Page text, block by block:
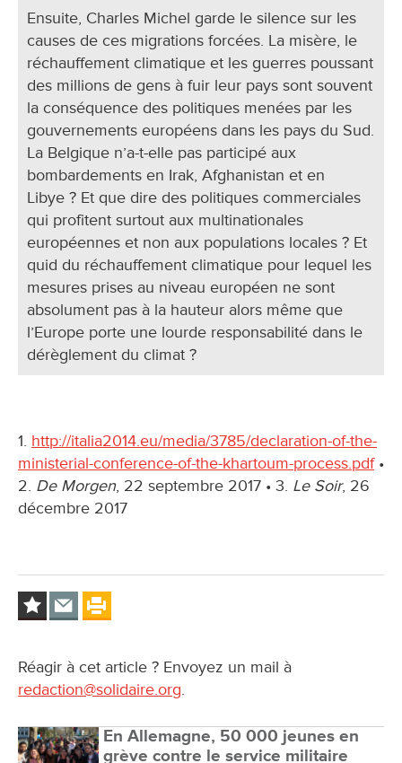
Ensuite, Charles Michel garde le silence sur les
causes de ces migrations forcées. La misère, le
réchauffement climatique et les guerres poussant
des millions de gens à fuir leur pays sont souvent
la conséquence des politiques menées par les
gouvernements européens dans les pays du Sud.
La Belgique n’a-t-elle pas participé aux
bombardements en Irak, Afghanistan et en
Libye ? Et que dire des politiques commerciales
qui profitent surtout aux multinationales
européennes et non aux populations locales ? Et
quid du réchauffement climatique pour lequel les
mesures prises au niveau européen ne sont
absolument pas à la hauteur alors même que
l’Europe porte une lourde responsabilité dans le
dérèglement du climat ?
1. http://italia2014.eu/media/3785/declaration-of-the-
ministerial-conference-of-the-khartoum-process.pdf•
2. De Morgen, 22 septembre 2017 • 3. Le Soir, 26
décembre 2017
Réagir à cet article ? Envoyez un mail à
redaction@solidaire.org.
En Allemagne, 50 000 jeunes en
grève contre le service militaire